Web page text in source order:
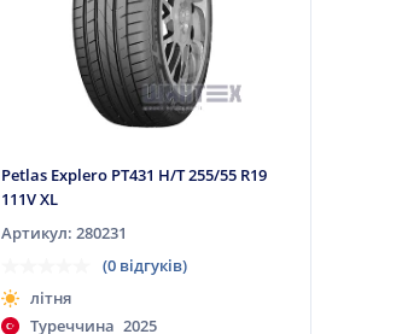
Petlas Explero PT431 H/T 255/55 R19
111V XL
Артикул: 280231
(0 відгуків)
літня
Туреччина 2025